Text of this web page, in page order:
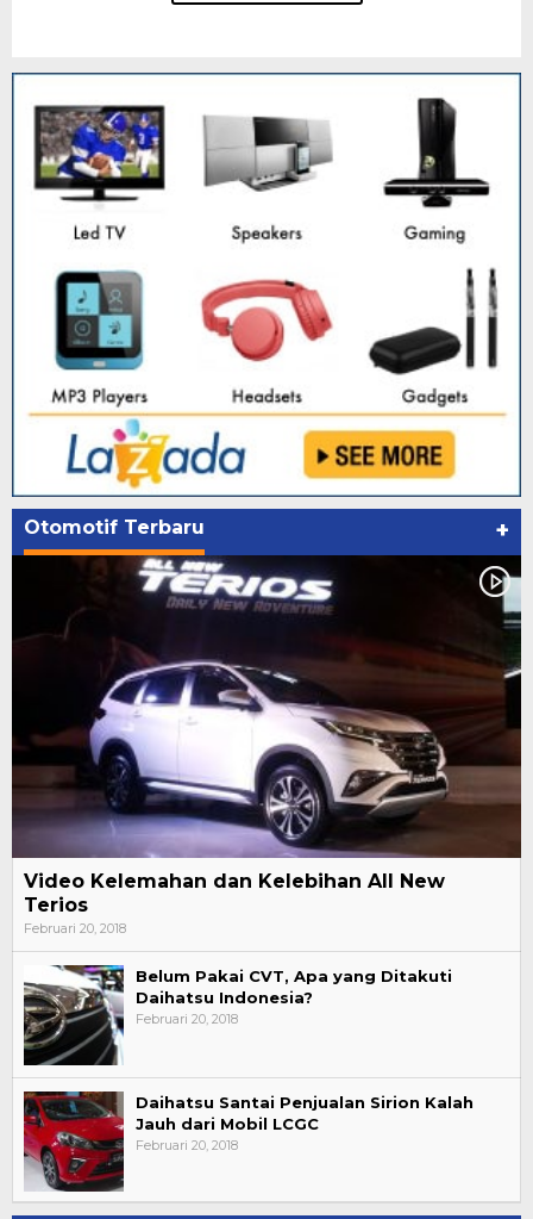
Otomotif Terbaru +
Video Kelemahan dan Kelebihan All New
Terios
Februari 20, 2018
Belum Pakai CVT, Apa yang Ditakuti
Daihatsu Indonesia?
Februari 20, 2018
Daihatsu Santai Penjualan Sirion Kalah
Jauh dari Mobil LCGC
Februari 20, 2018